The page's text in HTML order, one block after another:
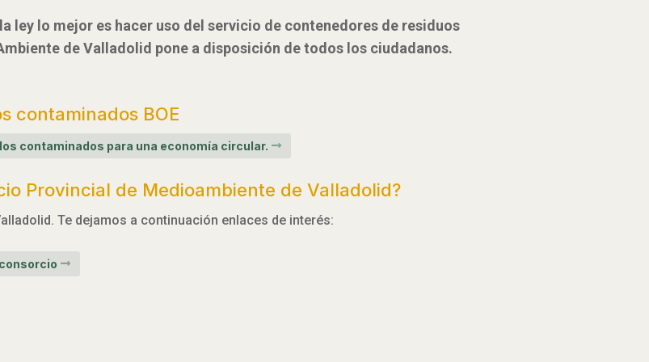
ley lo mejor es hacer uso del servicio de contenedores de residuos
de Valladolid pone a disposición de todos los ciudadanos.
contaminados BOE
contaminados para una economía circular.
Provincial de Medioambiente de Valladolid?
Te dejamos a continuación enlaces de interés: